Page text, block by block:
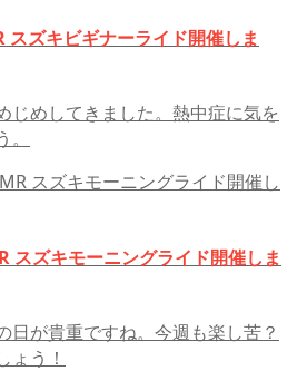
スズキビギナーライド開催しま
じめしてきました。熱中症に気を
スズキモーニングライド開催しま
日が貴重ですね。今週も楽し苦？
ょう！